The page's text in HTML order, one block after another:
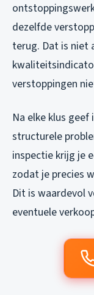
dezelfde
terug. Dat is niet
verstoppingen
Na elke klus
structurele
inspectie krijg je
zodat je precies
Dit is waardevol
eventuele